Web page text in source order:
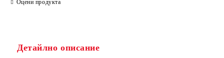
Оцени продукта
Детайлно описание